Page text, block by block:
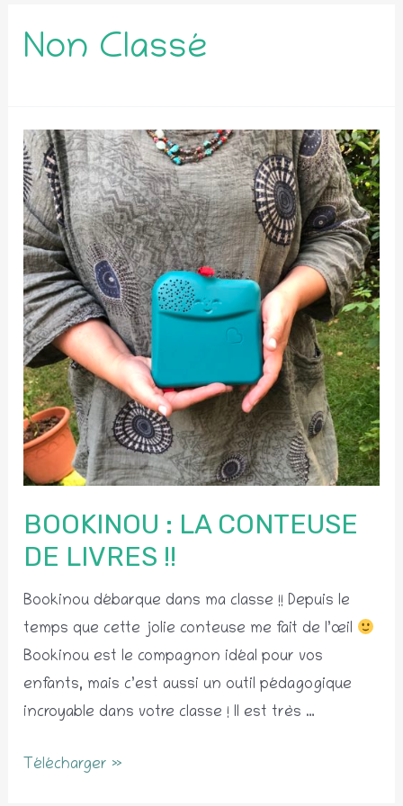
Non Classé
BOOKINOU : LA CONTEUSE
DE LIVRES !!
Bookinou débarque dans ma classe !! Depuis le
temps que cette jolie conteuse me fait de l’œil
Bookinou est le compagnon idéal pour vos
enfants, mais c’est aussi un outil pédagogique
incroyable dans votre classe ! Il est très …
Bookinou
Télécharger »